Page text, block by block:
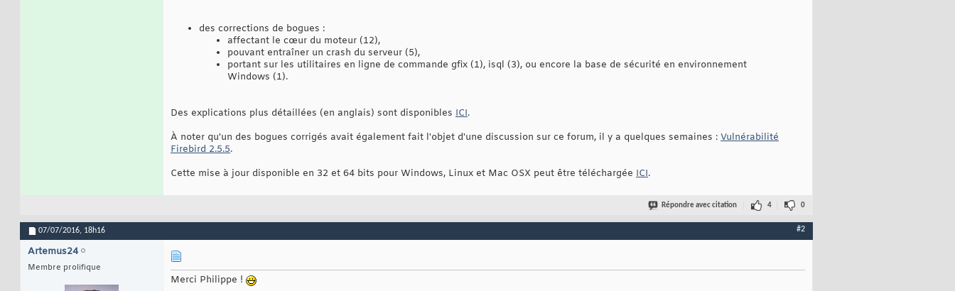
des corrections de bogues :
affectant le cœur du moteur (12),
pouvant entraîner un crash du serveur (5),
portant sur les utilitaires en ligne de commande gfix (1), isql (3), ou encore la base de sécurité en environnement
Windows (1).
Des explications plus détaillées (en anglais) sont disponibles ICI.
À noter qu'un des bogues corrigés avait également fait l'objet d'une discussion sur ce forum, il y a quelques semaines : Vulnérabilité
Firebird 2.5.5.
Cette mise à jour disponible en 32 et 64 bits pour Windows, Linux et Mac OSX peut être téléchargée ICI.
Répondre avec citation 4 0
07/07/2016, 18h16 #2
Artemus24
Membre prolifique
Merci Philippe !